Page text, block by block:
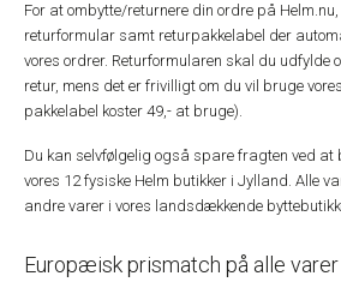
For at ombytte/returnere din ordre på
returformular samt returpakkelabel der
vores ordrer. Returformularen skal du udfylde
retur, mens det er frivilligt om du vil bruge
pakkelabel koster 49,- at bruge).
Du kan selvfølgelig også spare fragten ved at
vores 12 fysiske Helm butikker i Jylland. Alle
andre varer i vores landsdækkende
Europæisk prismatch på alle varer